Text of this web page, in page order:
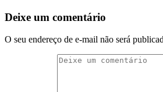
Deixe um comentário
O seu endereço de e-mail não será